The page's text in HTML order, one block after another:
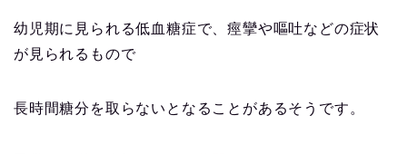
幼児期に見られる低血糖症で、痙攣や嘔吐などの症状
が見られるもので
長時間糖分を取らないとなることがあるそうです。